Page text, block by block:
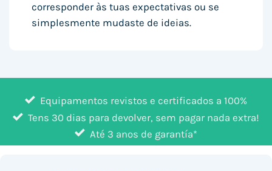
corresponder às tuas expectativas ou se
simplesmente mudaste de ideias.
Equipamentos revistos e certificados a 100%
Tens 30 dias para devolver, sem pagar nada extra!
Até 3 anos de garantía*